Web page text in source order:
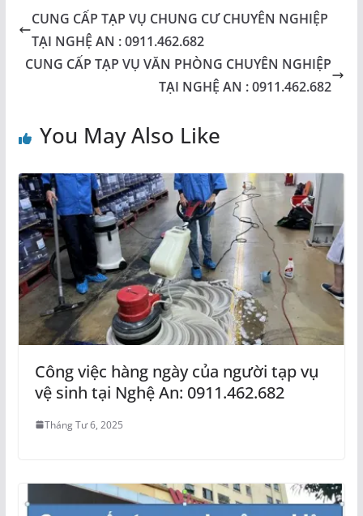
CUNG CẤP TẠP VỤ CHUNG CƯ CHUYÊN NGHIỆP
TẠI NGHỆ AN : 0911.462.682
CUNG CẤP TẠP VỤ VĂN PHÒNG CHUYÊN NGHIỆP
TẠI NGHỆ AN : 0911.462.682
You May Also Like
Công việc hàng ngày của người tạp vụ
vệ sinh tại Nghệ An: 0911.462.682
Tháng Tư 6, 2025